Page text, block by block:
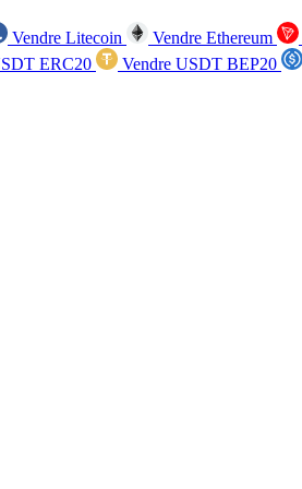
Vendre Litecoin Vendre Ethereum
ERC20 Vendre USDT BEP20